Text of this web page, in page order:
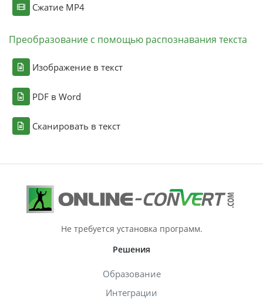
Сжатие MP4
Преобразование с помощью распознавания текста
Изображение в текст
PDF в Word
Сканировать в текст
Не требуется установка программ.
Решения
Образование
Интеграции